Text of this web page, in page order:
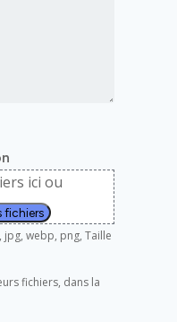
ici ou
fichiers
webp, png, Taille
fichiers, dans la